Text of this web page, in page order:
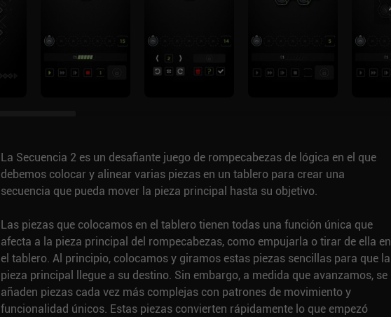
La Secuencia 2 es un desafiante juego de rompecabezas de lógica en el que
debemos colocar y alinear varias piezas en un tablero para crear una
secuencia que pueda mover la pieza principal hasta su objetivo.
Las piezas que colocamos en el tablero tienen todas una función única que
afecta a la pieza principal del rompecabezas, como empujarla o tirar de ella en
el tablero. Al principio, colocamos y giramos estas piezas sencillas para que la
pieza principal llegue a su destino. Sin embargo, a medida que avanzamos, se
añaden piezas cada vez más complejas con patrones de movimiento y
funcionalidad únicos. Estas piezas convierten rápidamente lo que empezó